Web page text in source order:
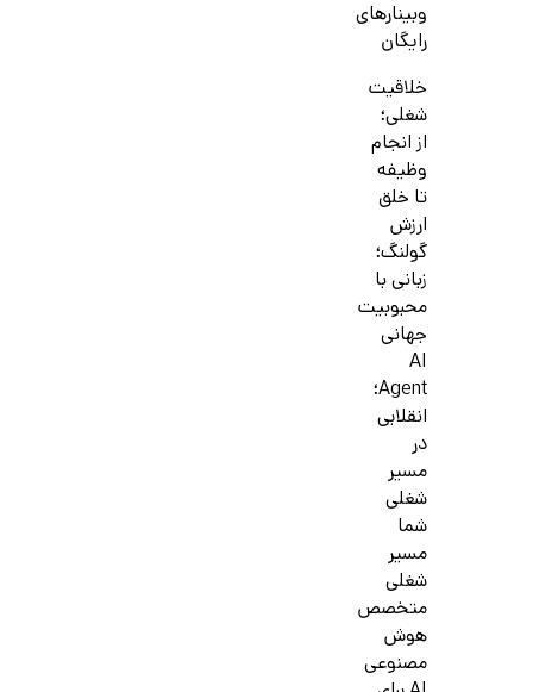
وبینارهای
رایگان
خلاقیت
شغلی؛
از انجام
وظیفه
تا خلق
ارزش
گولنگ؛
زبانی با
محبوبیت
جهانی
AI
Agent؛
انقلابی
در
مسیر
شغلی
شما
مسیر
شغلی
متخصص
هوش
مصنوعی